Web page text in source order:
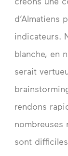
d’Almatiens
indicateurs.
blanche, en
serait
rendons
nombreuses
sont